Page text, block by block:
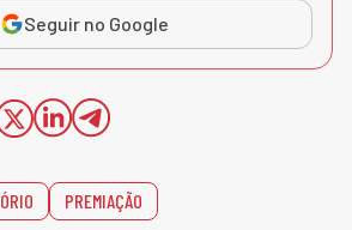
Seguir no Google
PREMIAÇÃO